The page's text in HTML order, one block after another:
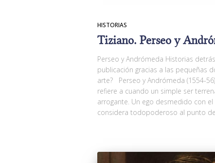
HISTORIAS
Tiziano. Perseo y
Perseo y Andrómeda Historias
publicación gracias a las pequeñas
arte? Perseo y Andrómeda (1554-
refiere a cuando un simple ser
arrogante. Un ego desmedido con
considera todopoderoso al punto